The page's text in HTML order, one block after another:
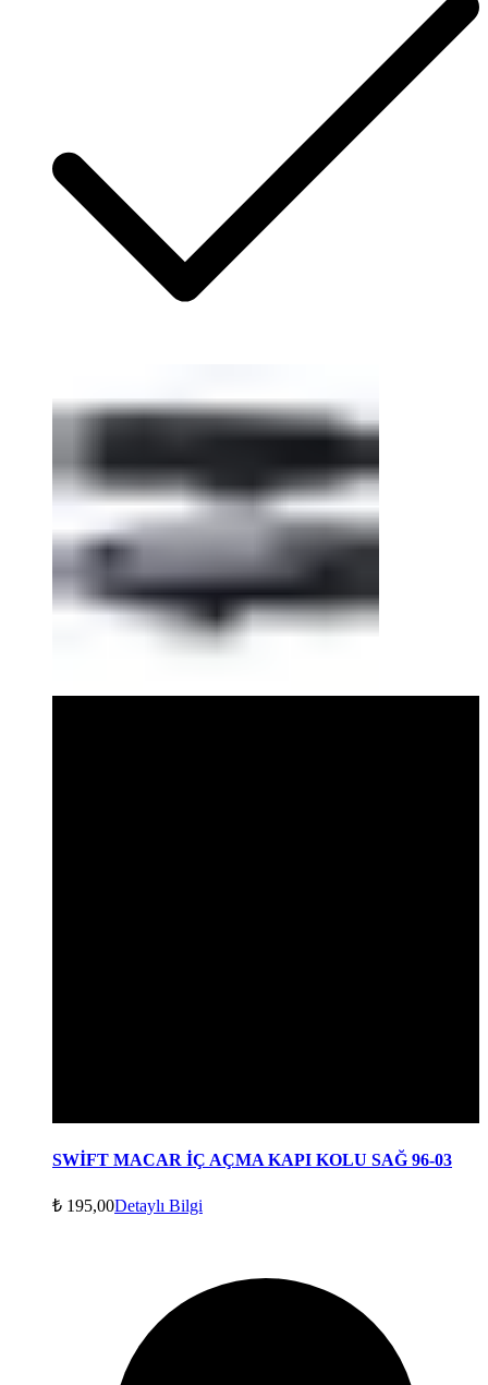
SWİFT MACAR İÇ AÇMA KAPI KOLU SAĞ 96-03
₺ 195,00Detaylı Bilgi